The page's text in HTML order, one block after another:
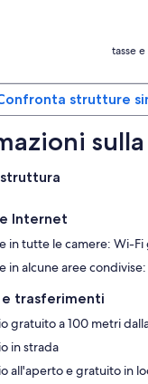
tasse
strutture
Internet
in tutte le camere: Wi-Fi
in alcune aree
e trasferimenti
gratuito a 100 metri
in strada
all'aperto e gratuito in